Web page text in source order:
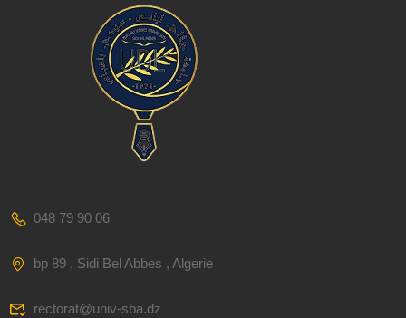
048 79 90 06
bp 89 , Sidi Bel Abbes , Algerie
rectorat@univ-sba.dz